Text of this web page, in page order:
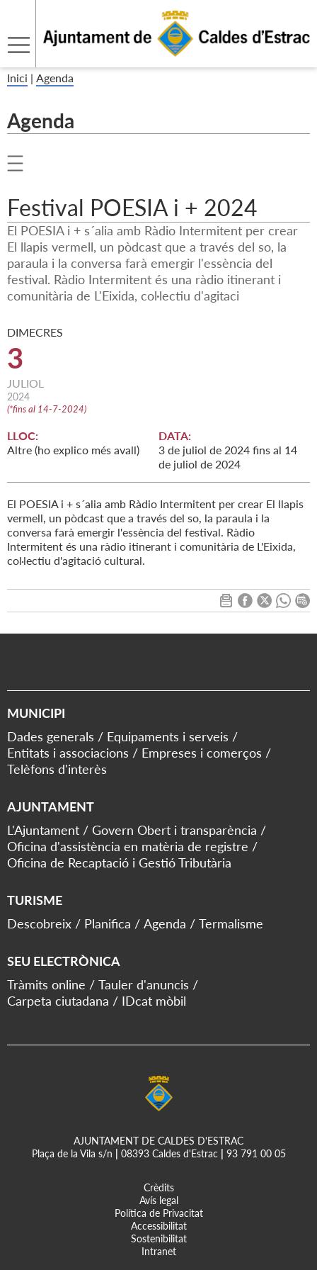
Inici | Agenda
Agenda
Festival POESIA i + 2024
El POESIA i + s´alia amb Ràdio Intermitent per crear
El llapis vermell, un pòdcast que a través del so, la
paraula i la conversa farà emergir l'essència del
festival. Ràdio Intermitent és una ràdio itinerant i
comunitària de L'Eixida, col·lectiu d'agitaci
DIMECRES
3
JULIOL
2024
(*fins al 14-7-2024)
LLOC:
Altre (ho explico més avall)
DATA:
3 de juliol de 2024 fins al 14
de juliol de 2024
El POESIA i + s´alia amb Ràdio Intermitent per crear El llapis
vermell, un pòdcast que a través del so, la paraula i la
conversa farà emergir l'essència del festival. Ràdio
Intermitent és una ràdio itinerant i comunitària de L'Eixida,
col·lectiu d'agitació cultural.
MUNICIPI
Dades generals
Equipaments i serveis
Entitats i associacions
Empreses i comerços
Telèfons d'interès
AJUNTAMENT
L'Ajuntament
Govern Obert i transparència
Oficina d'assistència en matèria de registre
Oficina de Recaptació i Gestió Tributària
TURISME
Descobreix
Planifica Agenda Termalisme
SEU ELECTRÒNICA
Tràmits online
Tauler d'anuncis
Carpeta ciutadana
IDcat mòbil
AJUNTAMENT DE CALDES D'ESTRAC
Plaça de la Vila s/n
08393 Caldes d'Estrac 93 791 00 05
Crèdits
Avís legal
Política de Privacitat
Accessibilitat
Sostenibilitat
Intranet